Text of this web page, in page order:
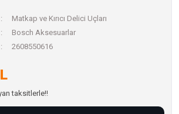
Matkap ve Kırıcı Delici Uçları
Bosch Aksesuarlar
2608550616
taksitlerle!!